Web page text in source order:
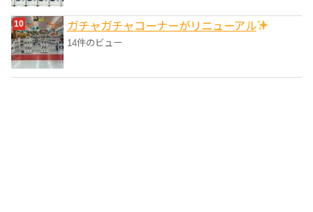
ガチャガチャコーナーがリニューアル
14件のビュー